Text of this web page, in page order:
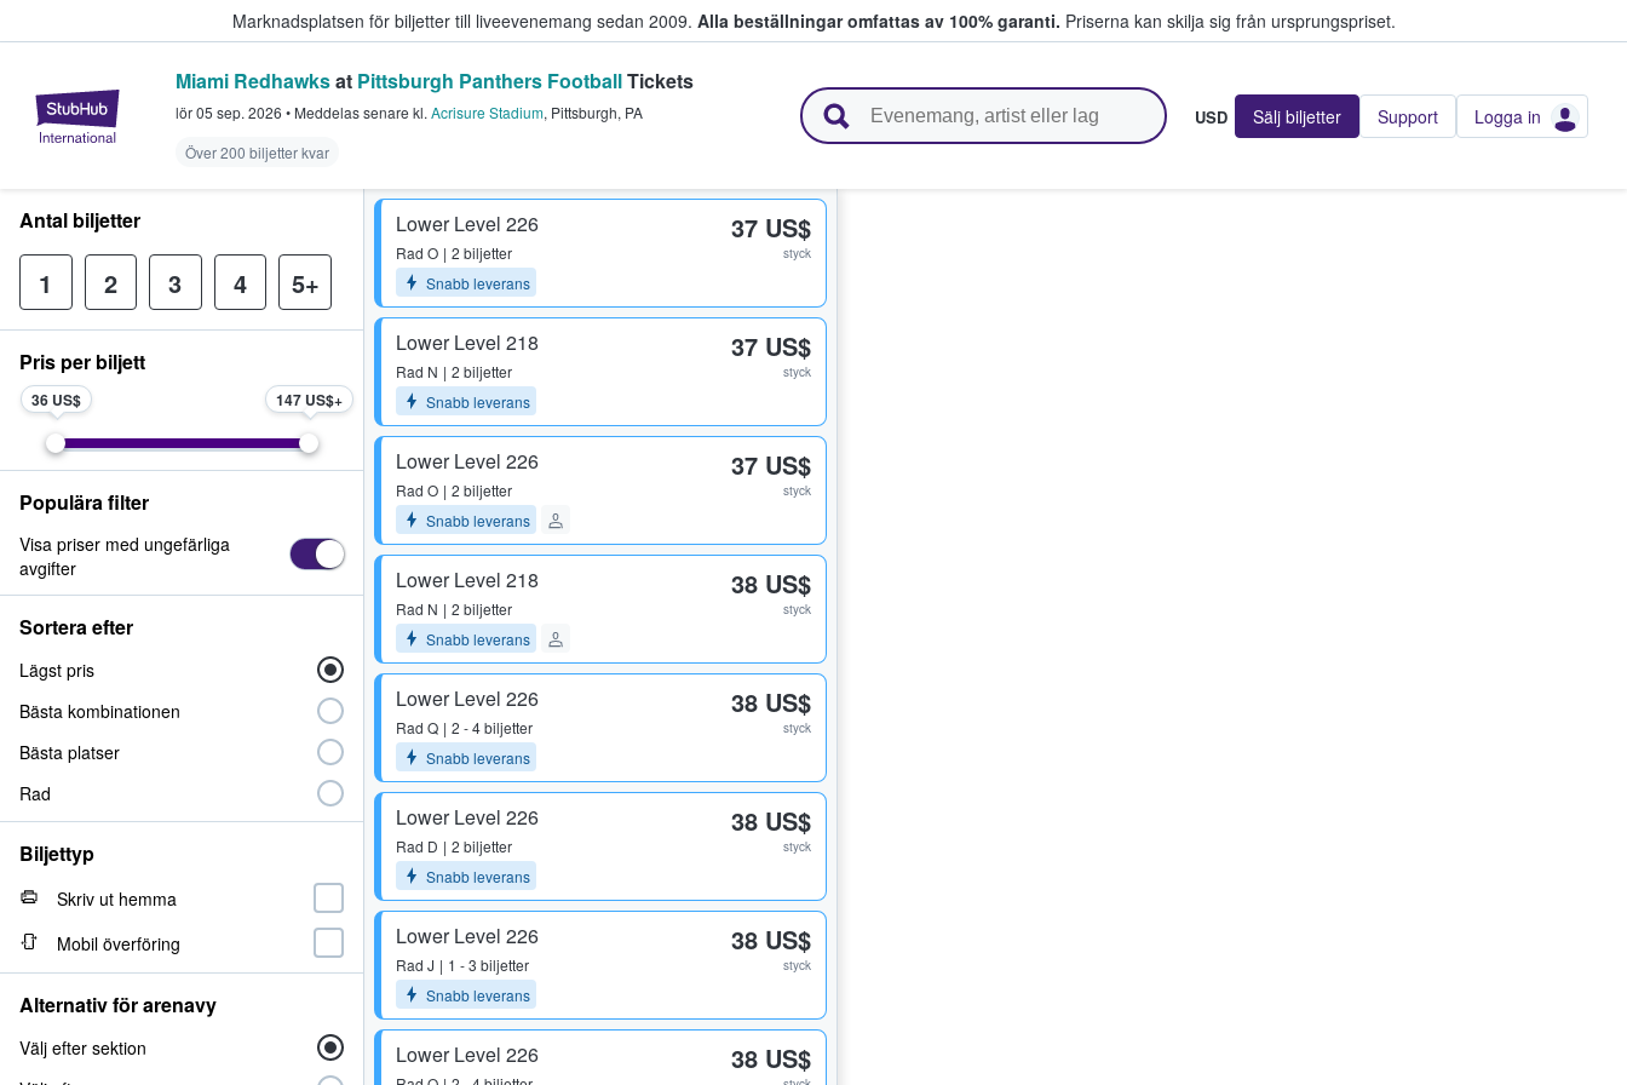
Marknadsplatsen för biljetter till liveevenemang sedan 2009. Alla beställningar omfattas av 100% garanti. Priserna kan skilja sig från ursprungspriset.
StubHub – där fans köper och säljer biljetter.
Miami Redhawksat Pittsburgh Panthers FootballTickets
lör 05 sep. 2026 • Meddelas senare kl. Acrisure Stadium, Pittsburgh, PA
Över 200 biljetter kvar
USD Sälj biljetter Support Logga in
Lower Level 226
Rad O
2 biljetter
Snabb leverans
37 US$
styck
Lower Level 218
Rad N
2 biljetter
Snabb leverans
37 US$
styck
Lower Level 226
Rad O
2 biljetter
Snabb leverans
37 US$
styck
Lower Level 218
Rad N
2 biljetter
Snabb leverans
38 US$
styck
Lower Level 226
Rad Q
2 - 4 biljetter
Snabb leverans
38 US$
styck
Lower Level 226
Rad D
2 biljetter
Snabb leverans
38 US$
styck
Lower Level 226
Rad J
1 - 3 biljetter
Snabb leverans
38 US$
styck
Lower Level 226 38 US$
Antal biljetter
1 2 3 4 5+
Pris per biljett
36 US$ 147 US$
Populära filter
Visa priser med ungefärliga
avgifter
Sortera efter
Lägst pris
Bästa kombinationen
Bästa platser
Rad
Biljettyp
Skriv ut hemma
Mobil överföring
Alternativ för arenavy
Välj efter sektion